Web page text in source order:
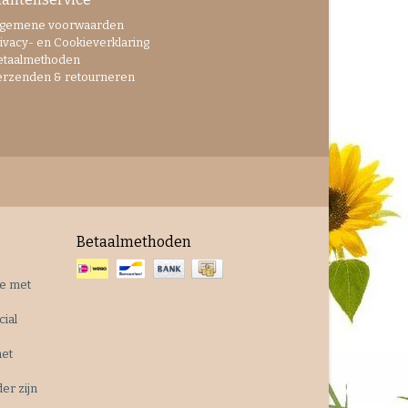
voorwaarden
en Cookieverklaring
& retourneren
met
zijn
Betaalmethoden